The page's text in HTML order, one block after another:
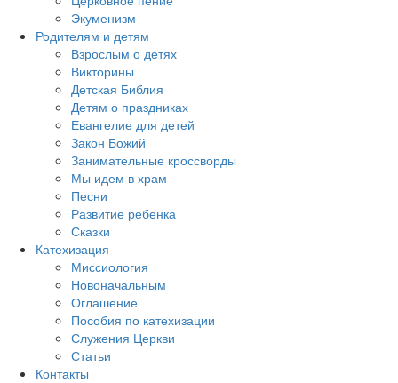
Экуменизм
Родителям и детям
Взрослым о детях
Викторины
Детская Библия
Детям о праздниках
Евангелие для детей
Закон Божий
Занимательные кроссворды
Мы идем в храм
Песни
Развитие ребенка
Сказки
Катехизация
Миссиология
Новоначальным
Оглашение
Пособия по катехизации
Служения Церкви
Статьи
Контакты